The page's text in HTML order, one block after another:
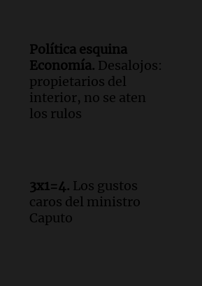
a pareja en Alderete por
controlados
a abordar problemas
y sociales
Política esquina
Economía. Desalojos:
propietarios del
interior, no se aten
los rulos
3x1=4. Los gustos
caros del ministro
Caputo